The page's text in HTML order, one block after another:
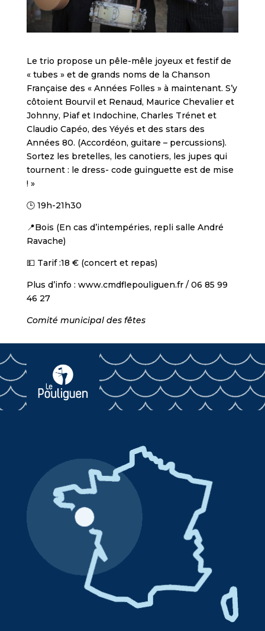
Le trio propose un pêle-mêle joyeux et festif de
« tubes » et de grands noms de la Chanson
Française des « Années Folles » à maintenant. S’y
côtoient Bourvil et Renaud, Maurice Chevalier et
Johnny, Piaf et Indochine, Charles Trénet et
Claudio Capéo, des Yéyés et des stars des
Années 80. (Accordéon, guitare – percussions).
Sortez les bretelles, les canotiers, les jupes qui
tournent : le dress- code guinguette est de mise
! »
🕒 19h-21h30
📍Bois (En cas d’intempéries, repli salle André
Ravache)
💵 Tarif :18 € (concert et repas)
Plus d’info : www.cmdflepouliguen.fr / 06 85 99
46 27
Comité municipal des fêtes